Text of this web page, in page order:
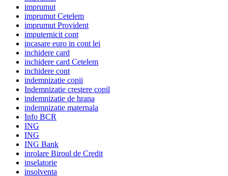
imprumut
imprumut Cetelem
imprumut Provident
imputernicit cont
incasare euro in cont lei
inchidere card
inchidere card Cetelem
inchidere cont
indemnizatie copii
Indemnizatie crestere copil
indemnizatie de hrana
indemnizatie maternala
Info BCR
ING
ING
ING Bank
inrolare Biroul de Credit
inselatorie
insolventa